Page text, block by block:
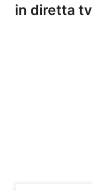
in diretta